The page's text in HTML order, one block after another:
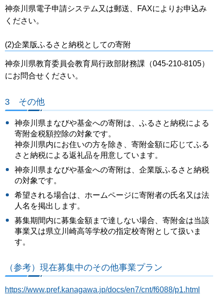
神奈川県電子申請システム又は郵送、FAXによりお申込み
ください。
(2)企業版ふるさと納税としての寄附
神奈川県教育委員会教育局行政部財務課（045-210-8105）
にお問合せください。
3 その他
神奈川県まなびや基金への寄附は、ふるさと納税による
寄附金税額控除の対象です。
神奈川県内にお住いの方を除き、寄附金額に応じてふる
さと納税による返礼品を用意しています。
神奈川県まなびや基金への寄附は、企業版ふるさと納税
の対象です。
希望される場合は、ホームページに寄附者の氏名又は法
人名を掲出します。
募集期間内に募集金額まで達しない場合、寄附金は当該
事業又は県立川崎高等学校の指定校寄附として扱いま
す。
（参考）現在募集中のその他事業プラン
https://www.pref.kanagawa.jp/docs/en7/cnt/f6088/p1.html